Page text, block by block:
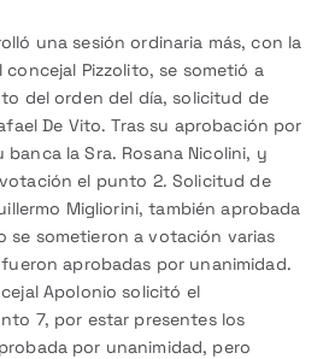
una sesión ordinaria más, con la
Pizzolito, se sometió a
del orden del día, solicitud de
De Vito. Tras su aprobación por
banca la Sra. Rosana Nicolini, y
el punto 2. Solicitud de
Migliorini, también aprobada
se sometieron a votación varias
fueron aprobadas por unanimidad.
Apolonio solicitó el
7, por estar presentes los
por unanimidad, pero